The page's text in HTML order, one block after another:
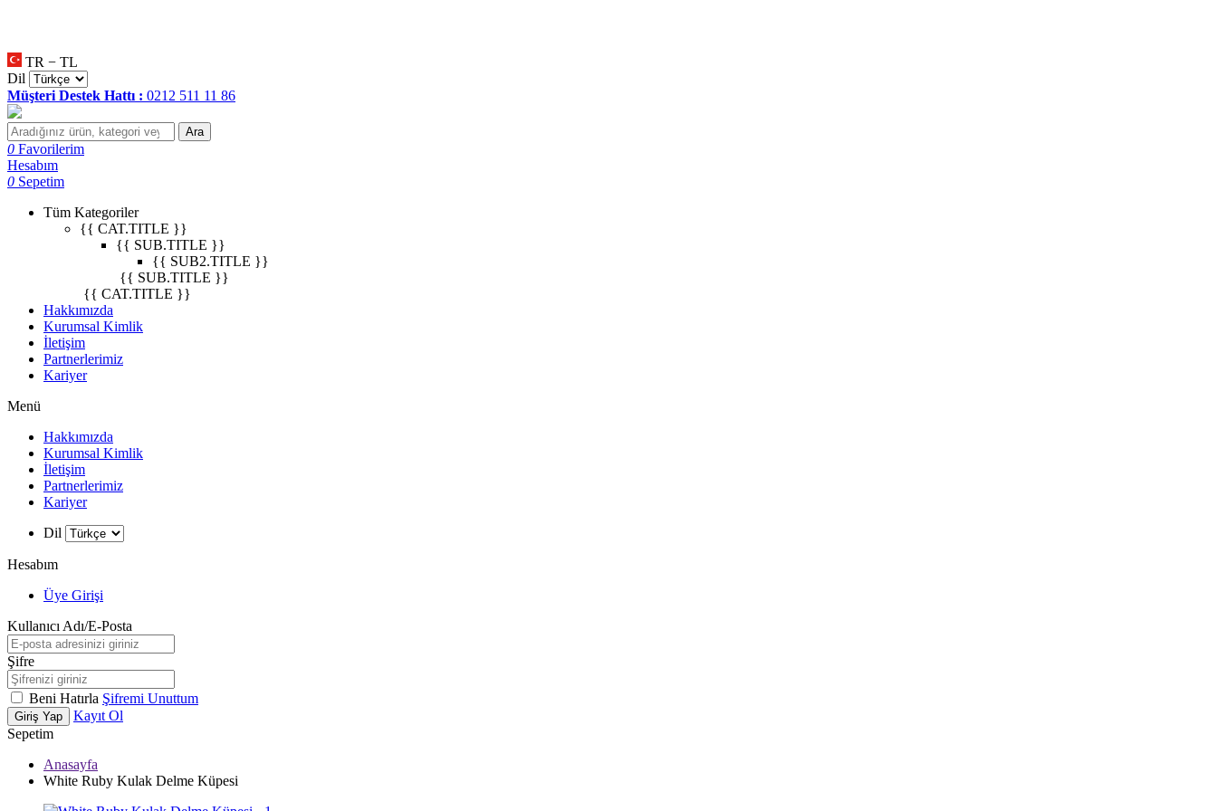
TR − TL
Dil
Müşteri Destek Hattı : 0212 511 11 86
Ara
0 Favorilerim
Hesabım
0 Sepetim
Tüm Kategoriler
{{ CAT.TITLE }}
{{ SUB.TITLE }}
{{ SUB2.TITLE }}
{{ SUB.TITLE }}
{{ CAT.TITLE }}
Hakkımızda
Kurumsal Kimlik
İletişim
Partnerlerimiz
Kariyer
Menü
Hakkımızda
Kurumsal Kimlik
İletişim
Partnerlerimiz
Kariyer
Dil
Hesabım
Üye Girişi
Kullanıcı Adı/E-Posta
Şifre
Beni Hatırla Şifremi Unuttum
Giriş Yap
Kayıt Ol
Sepetim
Anasayfa
White Ruby Kulak Delme Küpesi